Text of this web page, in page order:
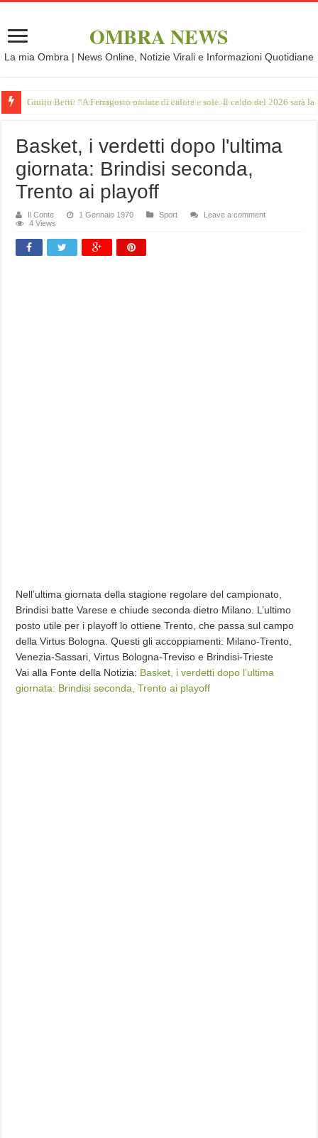
OMBRA NEWS
La mia Ombra | News Online, Notizie Virali e Informazioni Quotidiane
Giulio Betti: “A Ferragosto ondate di calore e sole. Il caldo del 2026 sarà
Basket, i verdetti dopo l'ultima
giornata: Brindisi seconda,
Trento ai playoff
Il Conte 1 Gennaio 1970 Sport
Leave a comment
4 Views
Nell’ultima giornata della stagione regolare del campionato,
Brindisi batte Varese e chiude seconda dietro Milano. L’ultimo
posto utile per i playoff lo ottiene Trento, che passa sul campo
della Virtus Bologna. Questi gli accoppiamenti: Milano-Trento,
Venezia-Sassari, Virtus Bologna-Treviso e Brindisi-Trieste
Vai alla Fonte della Notizia: Basket, i verdetti dopo l’ultima
giornata: Brindisi seconda, Trento ai playoff